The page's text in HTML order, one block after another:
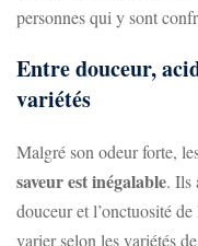
personnes qui y sont
Entre douceur,
variétés
Malgré son odeur forte,
saveur est inégalable. Ils
douceur et l’onctuosité
varier selon les variétés